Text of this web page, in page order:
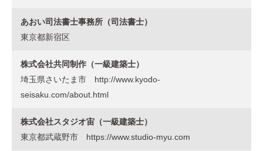
あおい司法書士事務所（司法書士）
東京都新宿区
株式会社共同制作（一級建築士）
埼玉県さいたま市 http://www.kyodo-
seisaku.com/about.html
株式会社スタジオ宙（一級建築士）
東京都武蔵野市 https://www.studio-myu.com